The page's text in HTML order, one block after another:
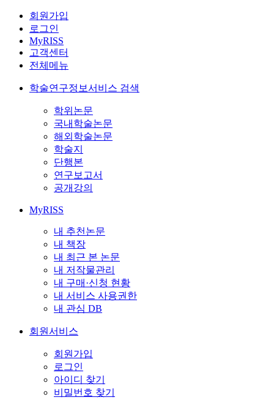
회원가입
로그인
MyRISS
고객센터
전체메뉴
학술연구정보서비스 검색
학위논문
국내학술논문
해외학술논문
학술지
단행본
연구보고서
공개강의
MyRISS
내 추천논문
내 책장
내 최근 본 논문
내 저작물관리
내 구매·신청 현황
내 서비스 사용권한
내 관심 DB
회원서비스
회원가입
로그인
아이디 찾기
비밀번호 찾기